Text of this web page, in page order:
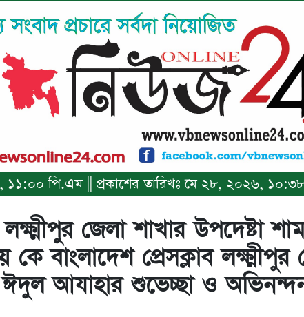
১১:০০ পি.এম || প্রকাশের তারিখঃ মে ২৮, ২০২৬,
লক্ষ্মীপুর জেলা শাখার উপদেষ্টা
বাংলাদেশ প্রেসক্লাব লক্ষ্মীপুর
ঈদুল আযাহার শুভেচ্ছা ও